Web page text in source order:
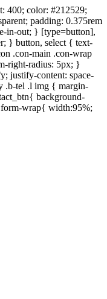
400; color: #212529;
padding: 0.375rem
in-out; } [type=button],
} button, select { text-
.con-main .con-wrap
right-radius: 5px; }
justify-content: space-
.b-tel .l img { margin-
background-
wrap{ width:95%;